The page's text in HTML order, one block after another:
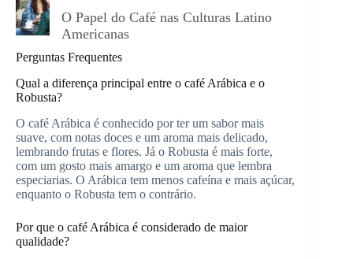
O Papel do Café nas Culturas Latino
Americanas
Perguntas Frequentes
Qual a diferença principal entre o café Arábica e o
Robusta?
O café Arábica é conhecido por ter um sabor mais
suave, com notas doces e um aroma mais delicado,
lembrando frutas e flores. Já o Robusta é mais forte,
com um gosto mais amargo e um aroma que lembra
especiarias. O Arábica tem menos cafeína e mais açúcar,
enquanto o Robusta tem o contrário.
Por que o café Arábica é considerado de maior
qualidade?